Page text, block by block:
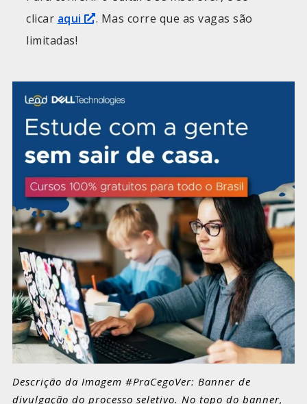
clicar aqui
. Mas corre que as vagas são
limitadas!
Descrição da Imagem #PraCegoVer: Banner de
divulgação do processo seletivo. No topo do banner,